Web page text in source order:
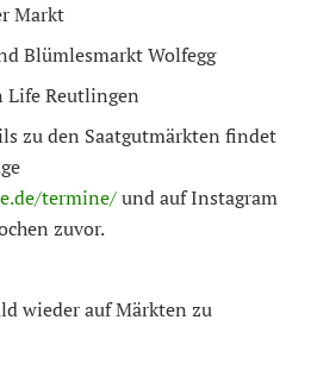
Markt
Blümlesmarkt Wolfegg
Life Reutlingen
zu den Saatgutmärkten findet
termine/und auf Instagram
zuvor.
wieder auf Märkten zu